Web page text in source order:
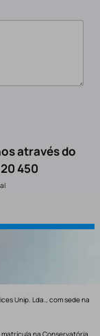
através do
450
Unip. Lda., com sede na
matrícula na Conservatória